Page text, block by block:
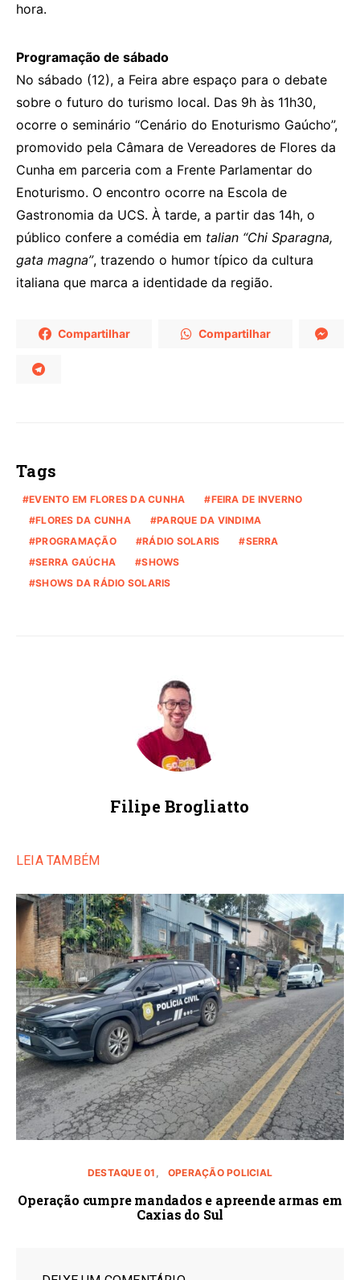
hora.
Programação de sábado
No sábado (12), a Feira abre espaço para o debate
sobre o futuro do turismo local. Das 9h às 11h30,
ocorre o seminário “Cenário do Enoturismo Gaúcho”,
promovido pela Câmara de Vereadores de Flores da
Cunha em parceria com a Frente Parlamentar do
Enoturismo. O encontro ocorre na Escola de
Gastronomia da UCS. À tarde, a partir das 14h, o
público confere a comédia em talian “Chi Sparagna,
gata magna”, trazendo o humor típico da cultura
italiana que marca a identidade da região.
Compartilhar Compartilhar
Tags
EVENTO EM FLORES DA CUNHA
FEIRA DE INVERNO
FLORES DA CUNHA
PARQUE DA VINDIMA
PROGRAMAÇÃO
RÁDIO SOLARIS
SERRA
SERRA GAÚCHA
SHOWS
SHOWS DA RÁDIO SOLARIS
Filipe Brogliatto
LEIA TAMBÉM
DESTAQUE 01 OPERAÇÃO POLICIAL
Operação cumpre mandados e apreende armas em
Caxias do Sul